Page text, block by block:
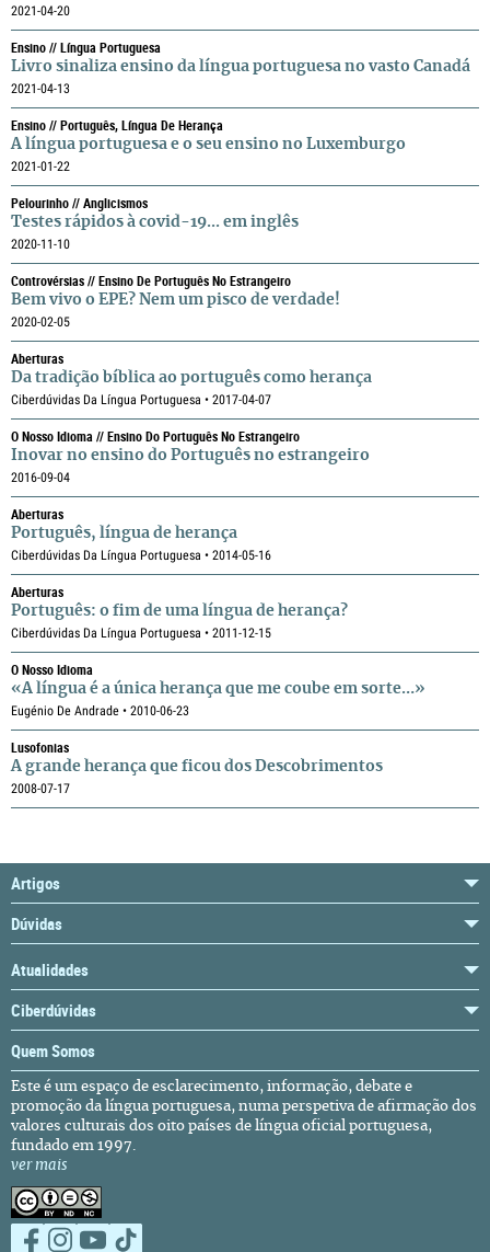
2021-04-20
Ensino // Língua Portuguesa
Livro sinaliza ensino da língua portuguesa no vasto Canadá
2021-04-13
Ensino // Português, Língua De Herança
A língua portuguesa e o seu ensino no Luxemburgo
2021-01-22
Pelourinho // Anglicismos
Testes rápidos à covid-19... em inglês
2020-11-10
Controvérsias // Ensino De Português No Estrangeiro
Bem vivo o EPE? Nem um pisco de verdade!
2020-02-05
Aberturas
Da tradição bíblica ao português como herança
Ciberdúvidas Da Língua Portuguesa • 2017-04-07
O Nosso Idioma // Ensino Do Português No Estrangeiro
Inovar no ensino do Português no estrangeiro
2016-09-04
Aberturas
Português, língua de herança
Ciberdúvidas Da Língua Portuguesa • 2014-05-16
Aberturas
Português: o fim de uma língua de herança?
Ciberdúvidas Da Língua Portuguesa • 2011-12-15
O Nosso Idioma
«A língua é a única herança que me coube em sorte…»
Eugénio De Andrade • 2010-06-23
Lusofonias
A grande herança que ficou dos Descobrimentos
2008-07-17
Artigos
Dúvidas
Atualidades
Ciberdúvidas
Quem Somos
Este é um espaço de esclarecimento, informação, debate e
promoção da língua portuguesa, numa perspetiva de afirmação dos
valores culturais dos oito países de língua oficial portuguesa,
fundado em 1997.
ver mais